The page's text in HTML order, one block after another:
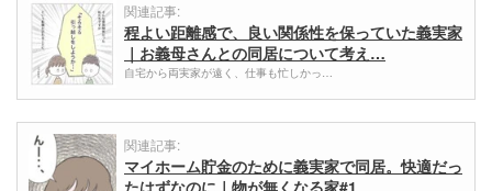
関連記事:
程よい距離感で、良い関係性を保っていた義実家
｜お義母さんとの同居について考え…
自宅から両実家が遠く、仕事も忙しかっ…
関連記事:
マイホーム貯金のために義実家で同居。快適だっ
たはずなのに｜物が無くなる家#1